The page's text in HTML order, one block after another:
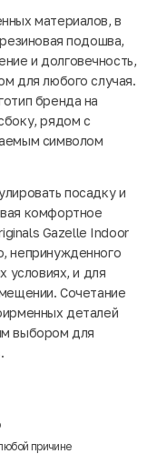
материалов, в
подошва,
и долговечность,
для любого случая.
бренда на
рядом с
символом
посадку и
комфортное
Gazelle Indoor
непринужденного
условиях, и для
Сочетание
деталей
выбором для
причине